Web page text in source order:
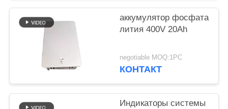
солнечной системы
решетки
аккумулятор фосфата
лития 400V 20Ah
negotiable MOQ:1PC
КОНТАКТ
Индикаторы системы